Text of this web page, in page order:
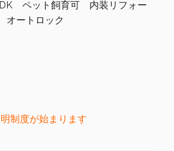
ペット飼育可 内装リフォー
ートロック
制度が始まります